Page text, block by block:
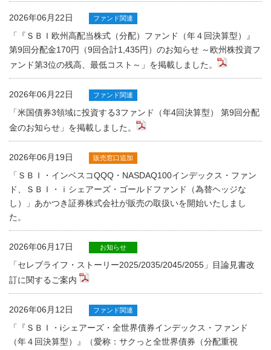
2026年06月22日 ファンド関連
「『ＳＢＩ欧州高配当株式（分配）ファンド（年４回決算型）』
第9回分配金170円（9回合計1,435円）のお知らせ ～欧州株投資フ
ァンド第3位の残高、最低コスト～」を掲載しました。
2026年06月22日 ファンド関連
「米国債券3領域に投資する3ファンド（年4回決算型） 第9回分配
金のお知らせ」を掲載しました。
2026年06月19日 販売窓口追加
「ＳＢＩ・インベスコQQQ・NASDAQ100インデックス・ファン
ド、ＳＢＩ・ｉシェアーズ・ゴールドファンド（為替ヘッジな
し）」あかつき証券株式会社が販売の取扱いを開始いたしまし
た。
2026年06月17日 お知らせ
「セレブライフ・ストーリー2025/2035/2045/2055」目論見書改
訂に関するご案内
2026年06月12日 ファンド関連
「『ＳＢＩ・iシェアーズ・全世界債券インデックス・ファンド
（年４回決算型）』（愛称：サクっと全世界債券（分配重視